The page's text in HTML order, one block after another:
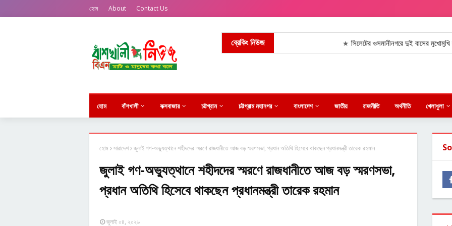
হোম About Contact Us
ব্রেকিং নিউজ সিলেটের ওসমানীনগরে দুই বাসের মুখোমুখি সংঘর্ষ:
হোম বাঁশখালী কক্সবাজার চট্টগ্রাম চট্টগ্রাম মহানগর বাংলাদেশ জাতীয় রাজনীতি অর্থনীতি খেলাধুলা
হোম সারাদেশ জুলাই গণ-অভ্যুত্থানে শহীদদের স্মরণে রাজধানীতে আজ বড় স্মরণসভা, প্রধান অতিথি হিসেবে থাকছেন প্রধানমন্ত্রী তারেক রহমান
জুলাই গণ-অভ্যুত্থানে শহীদদের স্মরণে রাজধানীতে আজ বড় স্মরণসভা,
প্রধান অতিথি হিসেবে থাকছেন প্রধানমন্ত্রী তারেক রহমান
জুলাই ০৪, ২০২৬